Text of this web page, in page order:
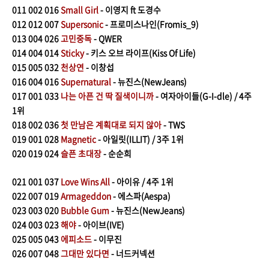
011002 016Small Girl- 이영지 ft 도경수
012012 007Supersonic- 프로미스나인(Fromis_9)
013004 026고민중독- QWER
014004 014Sticky- 키스 오브 라이프(Kiss Of Life)
015005 032천상연 - 이창섭
016004 016Supernatural- 뉴진스(NewJeans)
017001 033 나는 아픈 건 딱 질색이니까- 여자아이들(G-I-dle) / 4주
1위
018002 036첫 만남은 계획대로 되지 않아- TWS
019001 028 Magnetic- 아일릿(ILLIT) / 3주 1위
020019 024슬픈 초대장- 순순희
021001 037 Love Wins All- 아이유 / 4주 1위
022007 019Armageddon- 에스파(Aespa)
023003 020 Bubble Gum- 뉴진스(NewJeans)
024003 023해야- 아이브(IVE)
025005 043 에피소드- 이무진
026007 048그대만 있다면 - 너드커넥션